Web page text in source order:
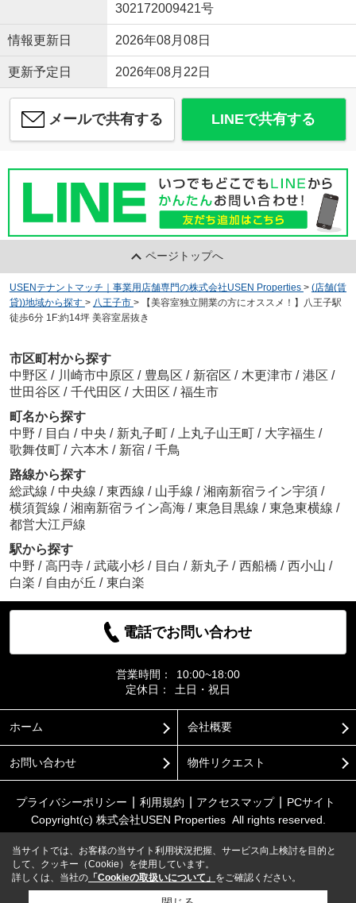
302172009421号
情報更新日 2026年08月08日
更新予定日 2026年08月22日
メールで共有する LINEで共有する
ページトップへ
USENテナントマッチ｜事業用店舗専門の株式会社USEN Properties > (店舗(賃
貸))地域から探す > 八王子市 >
【美容室独立開業の方にオススメ！】八王子駅
徒歩6分 1F:約14坪 美容室居抜き
市区町村から探す
中野区 / 川崎市中原区 / 豊島区 / 新宿区 / 木更津市 / 港区 /
世田谷区 / 千代田区 / 大田区 / 福生市
町名から探す
中野 / 目白 / 中央 / 新丸子町 / 上丸子山王町 / 大字福生 /
歌舞伎町 / 六本木 / 新宿 / 千鳥
路線から探す
総武線 / 中央線 / 東西線 / 山手線 / 湘南新宿ライン宇須 /
横須賀線 / 湘南新宿ライン高海 / 東急目黒線 / 東急東横線 /
都営大江戸線
駅から探す
中野 / 高円寺 / 武蔵小杉 / 目白 / 新丸子 / 西船橋 / 西小山 /
白楽 / 自由が丘 / 東白楽
電話でお問い合わせ
営業時間：
10:00~18:00
定休日：
土日・祝日
ホーム 会社概要
お問い合わせ 物件リクエスト
プライバシーポリシー 利用規約 アクセスマップ
PCサイト
Copyright(c) 株式会社USEN Properties All rights reserved.
当サイトでは、お客様の当サイト利用状況把握、サービス向上検討を目的と
して、クッキー（Cookie）を使用しています。
詳しくは、当社の 「Cookieの取扱いについて」 をご確認ください。